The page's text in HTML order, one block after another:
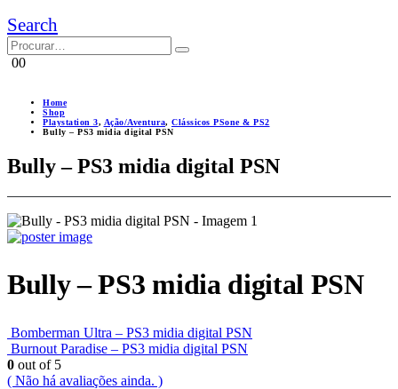
Search
00
Home
Shop
Playstation 3, Ação/Aventura, Clássicos PSone & PS2
Bully – PS3 midia digital PSN
Bully – PS3 midia digital PSN
Bully – PS3 midia digital PSN
Bomberman Ultra – PS3 midia digital PSN
Burnout Paradise – PS3 midia digital PSN
0 out of 5
( Não há avaliações ainda. )